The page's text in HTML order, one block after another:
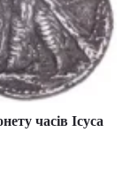
часів Ісуса